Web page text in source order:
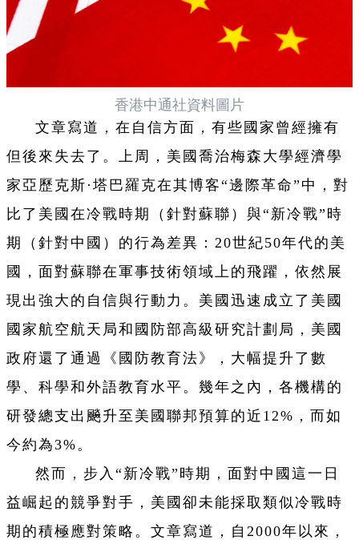
香港中通社資料圖片
文章寫道，在自信方面，有些國家曾經擁有
但後來失去了。上周，美國喬治梅森大學經濟學
家亞歷克斯·塔巴羅克在其博客“邊際革命”中，對
比了美國在冷戰時期（針對蘇聯）與“新冷戰”時
期（針對中國）的行為差異：20世紀50年代的美
國，面對蘇聯在軍事技術領域上的飛躍，依然展
現出強大的自信與行動力。美國迅速成立了美國
國家航空航天局和國防部高級研究計劃局，美國
政府還了通過《國防教育法》，大幅提升了數
學、科學和外語教育水平。幾年之內，各機構的
研發總支出飈升至美國聯邦預算的近12%，而如
今約為3%。
然而，步入“新冷戰”時期，面對中國這一日
益崛起的競爭對手，美國卻未能採取類似冷戰時
期的積極應對策略。文章寫道，自2000年以來，